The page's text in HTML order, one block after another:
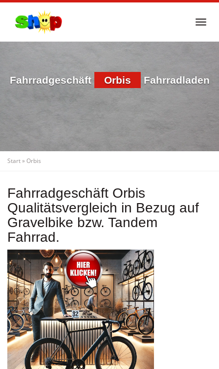
Fahrradgeschäft Orbis Fahrradladen
Start»Orbis
Fahrradgeschäft Orbis
Qualitätsvergleich in Bezug auf
Gravelbike bzw. Tandem
Fahrrad.